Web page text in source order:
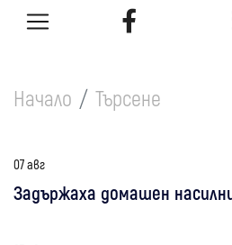
Начало Търсене
07 авг
Задържаха домашен